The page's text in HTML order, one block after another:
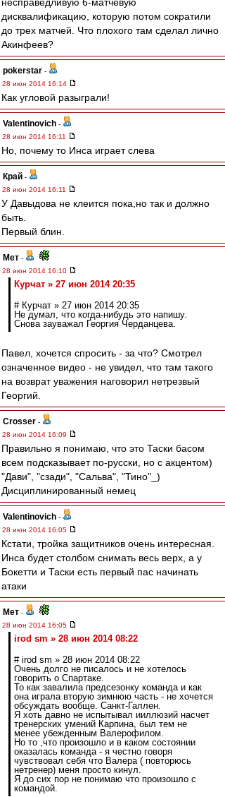
дисквалификацию, которую потом сократили
до трех матчей. Что плохого там сделал лично
Акинфеев?
pokerstar -
28 июн 2014 16:14
Как угловой разыграли!
Valentinovich -
28 июн 2014 16:11
Но, почему то Инса играет слева
Край -
28 июн 2014 16:11
У Давыдова не клеится пока,но так и должно
быть.
Первый блин.
Мет -
28 июн 2014 16:10
Курчат » 27 июн 2014 20:35
# Курчат » 27 июн 2014 20:35
Не думал, что когда-нибудь это напишу.
Снова зауважал Георгия Черданцева.
Павел, хочется спросить - за что? Смотрел
означенное видео - не увидел, что там такого
на возврат уважения наговорил нетрезвый
Георгий.
Crosser -
28 июн 2014 16:09
Правильно я понимаю, что это Таски басом
всем подсказывает по-русски, но с акцентом)
"Дави", "сзади", "Сальва", "Тино"_)
Дисциплинированный немец
Valentinovich -
28 июн 2014 16:05
Кстати, тройка защитников очень интересная.
Инса будет столбом снимать весь верх, а у
Бокетти и Таски есть первый пас начинать
атаки
Мет -
28 июн 2014 16:05
irod sm » 28 июн 2014 08:22
# irod sm » 28 июн 2014 08:22
Очень долго не писалось и не хотелось
говорить о Спартаке.
То как завалила предсезонку команда и как
она играла вторую зимнюю часть - не хочется
обсуждать вообще. Санкт-Галлен.
Я хоть давно не испытывал ииллюзий насчет
тренерских умений Карпина, был тем не
менее убежденным Валерофилом.
Но то ,что произошло и в каком состоянии
оказалась команда - я честно говоря
чувствовал себя что Валера ( повторюсь
нетренер) меня просто кинул.
Я до сих пор не понимаю что произошло с
командой.